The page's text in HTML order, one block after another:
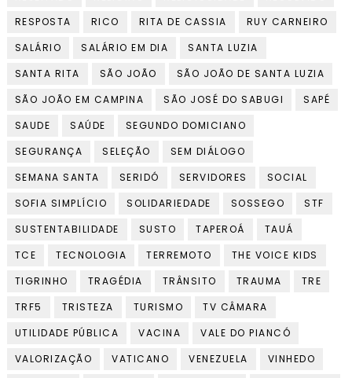
RESPOSTA
RICO RITA DE CASSIA
RUY CARNEIRO
SALÁRIO
SALÁRIO EM DIA
SANTA LUZIA
SANTA RITA
SÃO JOÃO
SÃO JOÃO DE SANTA LUZIA
SÃO JOÃO EM CAMPINA
SÃO JOSÉ DO SABUGI
SAPÉ
SAUDE
SAÚDE
SEGUNDO DOMICIANO
SEGURANÇA
SELEÇÃO
SEM DIÁLOGO
SEMANA SANTA
SERIDÓ SERVIDORES
SOCIAL
SOFIA SIMPLÍCIO
SOLIDARIEDADE SOSSEGO
STF
SUSTENTABILIDADE
SUSTO TAPEROÁ
TAUÁ
TCE
TECNOLOGIA TERREMOTO
THE VOICE KIDS
TIGRINHO
TRAGÉDIA TRÂNSITO TRAUMA
TRE
TRF5
TRISTEZA TURISMO
TV CÂMARA
UTILIDADE PÚBLICA
VACINA
VALE DO PIANCÓ
VALORIZAÇÃO
VATICANO VENEZUELA VINHEDO